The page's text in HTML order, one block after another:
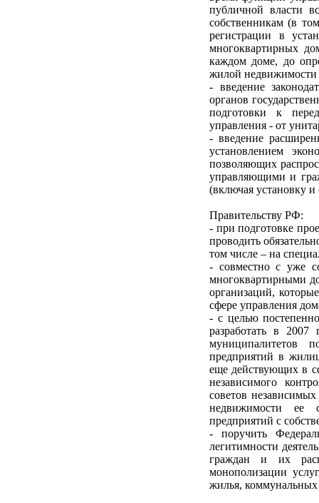
публичной власти
собственникам (в
регистрации в
многоквартирных
каждом доме, до
жилой недвижимости
- введение
органов
подготовки к
управления - от
- введение
установлением
позволяющих
управляющими и
(включая установку и
Правительству РФ:
- при подготовке
проводить
том числе – на
- совместно с уже
многоквартирными
организаций,
сфере управления
- с целью
разработать в
муниципалитетов
предприятий в
еще действующих в
независимого
советов
недвижимости ее
предприятий с
- поручить
легитимности
граждан и их
монополизации
жилья, коммунальных